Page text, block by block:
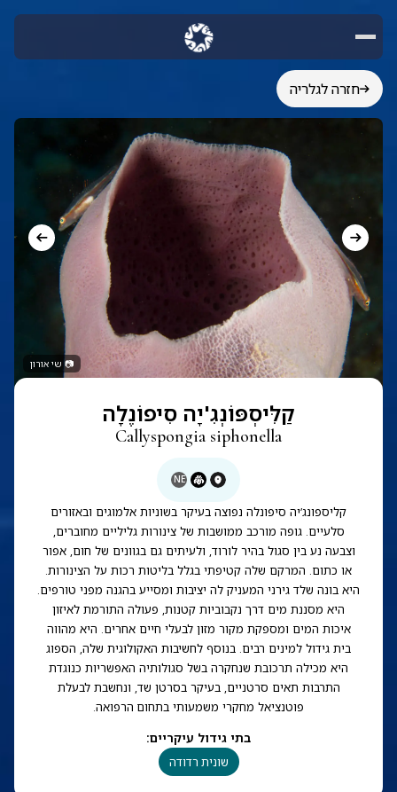
חזרה לגלריה
📷 שי אורון
קַלִּיסְפּוֹנְגִ'יָה סִיפוֹנֶלָה
Callyspongia siphonella
NE
קליספונג’יה סיפונלה נפוצה בעיקר בשוניות אלמוגים ובאזורים
סלעיים. גופה מורכב ממושבות של צינורות גליליים מחוברים,
וצבעה נע בין סגול בהיר לורוד, ולעיתים גם בגוונים של חום, אפור
או כתום. המרקם שלה קטיפתי בגלל בליטות רכות על הצינורות.
היא בונה שלד גירני המעניק לה יציבות ומסייע בהגנה מפני טורפים.
היא מסננת מים דרך נקבוביות קטנות, פעולה התורמת לאיזון
איכות המים ומספקת מקור מזון לבעלי חיים אחרים. היא מהווה
בית גידול למינים רבים. בנוסף לחשיבות האקולוגית שלה, הספוג
היא מכילה תרכובת שנחקרה בשל סגולותיה האפשריות כנוגדת
התרבות תאים סרטניים, בעיקר בסרטן שד, ונחשבת לבעלת
פוטנציאל מחקרי משמעותי בתחום הרפואה.
בתי גידול עיקריים:
שונית רדודה